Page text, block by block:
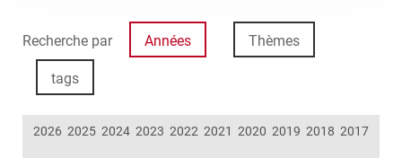
Recherche par Années Thèmes
tags
2026 2025 2024 2023 2022 2021 2020 2019 2018 2017